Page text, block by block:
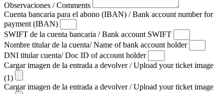
Observaciones / Comments
Cuenta bancaria para el abono (IBAN) / Bank account number for
payment (IBAN)
SWIFT de la cuenta bancaria / Bank account SWIFT
Nombre titular de la cuenta/ Name of bank account holder
DNI titular cuenta/ Doc ID of account holder
Cargar imagen de la entrada a devolver / Upload your ticket image
(1)
Cargar imagen de la entrada a devolver / Upload your ticket image